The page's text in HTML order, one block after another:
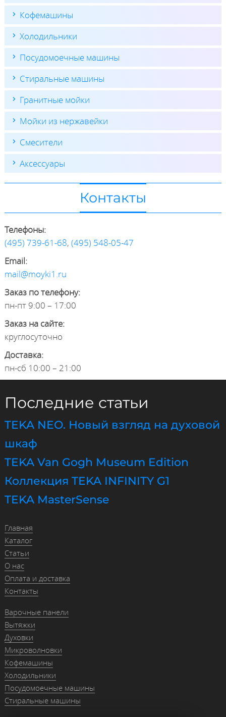
Кофемашины
Холодильники
Посудомоечные машины
Стиральные машины
Гранитные мойки
Мойки из нержавейки
Смесители
Аксессуары
Контакты
Телефоны:
(495) 739-61-68, (495) 548-05-47
Email:
mail@moyki1.ru
Заказ по телефону:
пн-пт 9:00 – 17:00
Заказ на сайте:
круглосуточно
Доставка:
пн-сб 10:00 – 21:00
Последние статьи
TEKA NEO. Новый взгляд на духовой
шкаф
TEKA Van Gogh Museum Edition
Коллекция TEKA INFINITY G1
TEKA MasterSense
Главная
Каталог
Статьи
О нас
Оплата и доставка
Контакты
Варочные панели
Вытяжки
Духовки
Микроволновки
Кофемашины
Холодильники
Посудомоечные машины
Стиральные машины